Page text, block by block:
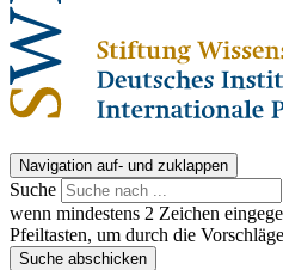
Navigation auf- und zuklappen
Suche
wenn mindestens 2 Zeichen
Pfeiltasten, um durch die
Suche abschicken